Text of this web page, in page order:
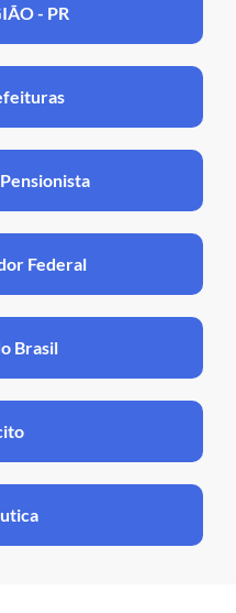
- PR
Federal
Brasil